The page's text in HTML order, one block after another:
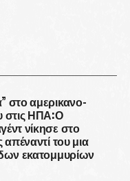
στο αμερικανο-
στις ΗΠΑ:Ο
νίκησε στο
απέναντί του μια
εκατομμυρίων